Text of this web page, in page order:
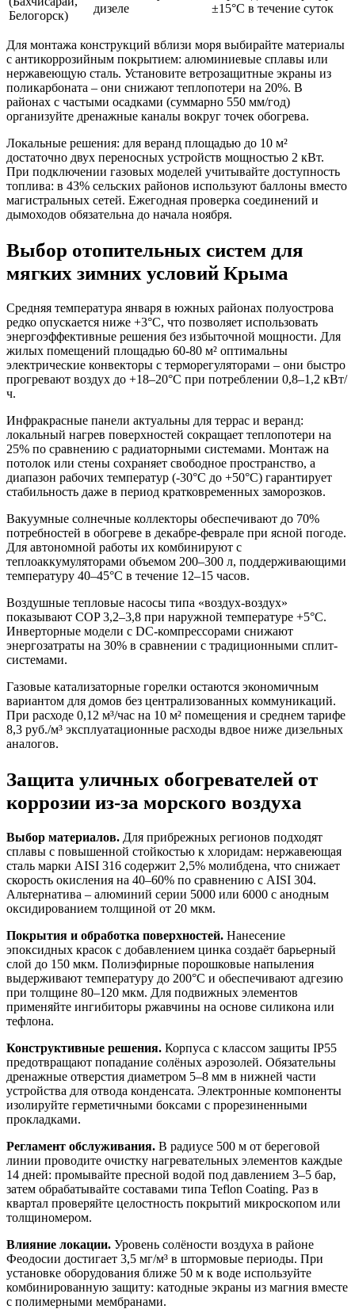
Белогорск)
дизеле
±15°C в течение суток
Для монтажа конструкций вблизи моря выбирайте материалы
с антикоррозийным покрытием: алюминиевые сплавы или
нержавеющую сталь. Установите ветрозащитные экраны из
поликарбоната – они снижают теплопотери на 20%. В
районах с частыми осадками (суммарно 550 мм/год)
организуйте дренажные каналы вокруг точек обогрева.
Локальные решения: для веранд площадью до 10 м²
достаточно двух переносных устройств мощностью 2 кВт.
При подключении газовых моделей учитывайте доступность
топлива: в 43% сельских районов используют баллоны вместо
магистральных сетей. Ежегодная проверка соединений и
дымоходов обязательна до начала ноября.
Выбор отопительных систем для
мягких зимних условий Крыма
Средняя температура января в южных районах полуострова
редко опускается ниже +3°C, что позволяет использовать
энергоэффективные решения без избыточной мощности. Для
жилых помещений площадью 60-80 м² оптимальны
электрические конвекторы с терморегуляторами – они быстро
прогревают воздух до +18–20°C при потреблении 0,8–1,2 кВт/
ч.
Инфракрасные панели актуальны для террас и веранд:
локальный нагрев поверхностей сокращает теплопотери на
25% по сравнению с радиаторными системами. Монтаж на
потолок или стены сохраняет свободное пространство, а
диапазон рабочих температур (-30°C до +50°C) гарантирует
стабильность даже в период кратковременных заморозков.
Вакуумные солнечные коллекторы обеспечивают до 70%
потребностей в обогреве в декабре-феврале при ясной погоде.
Для автономной работы их комбинируют с
теплоаккумуляторами объемом 200–300 л, поддерживающими
температуру 40–45°C в течение 12–15 часов.
Воздушные тепловые насосы типа «воздух-воздух»
показывают COP 3,2–3,8 при наружной температуре +5°C.
Инверторные модели с DC-компрессорами снижают
энергозатраты на 30% в сравнении с традиционными сплит-
системами.
Газовые катализаторные горелки остаются экономичным
вариантом для домов без централизованных коммуникаций.
При расходе 0,12 м³/час на 10 м² помещения и среднем тарифе
8,3 руб./м³ эксплуатационные расходы вдвое ниже дизельных
аналогов.
Защита уличных обогревателей от
коррозии из-за морского воздуха
Выбор материалов. Для прибрежных регионов подходят
сплавы с повышенной стойкостью к хлоридам: нержавеющая
сталь марки AISI 316 содержит 2,5% молибдена, что снижает
скорость окисления на 40–60% по сравнению с AISI 304.
Альтернатива – алюминий серии 5000 или 6000 с анодным
оксидированием толщиной от 20 мкм.
Покрытия и обработка поверхностей. Нанесение
эпоксидных красок с добавлением цинка создаёт барьерный
слой до 150 мкм. Полиэфирные порошковые напыления
выдерживают температуру до 200°C и обеспечивают адгезию
при толщине 80–120 мкм. Для подвижных элементов
применяйте ингибиторы ржавчины на основе силикона или
тефлона.
Конструктивные решения. Корпуса с классом защиты IP55
предотвращают попадание солёных аэрозолей. Обязательны
дренажные отверстия диаметром 5–8 мм в нижней части
устройства для отвода конденсата. Электронные компоненты
изолируйте герметичными боксами с прорезиненными
прокладками.
Регламент обслуживания. В радиусе 500 м от береговой
линии проводите очистку нагревательных элементов каждые
14 дней: промывайте пресной водой под давлением 3–5 бар,
затем обрабатывайте составами типа Teflon Coating. Раз в
квартал проверяйте целостность покрытий микроскопом или
толщиномером.
Влияние локации. Уровень солёности воздуха в районе
Феодосии достигает 3,5 мг/м³ в штормовые периоды. При
установке оборудования ближе 50 м к воде используйте
комбинированную защиту: катодные экраны из магния вместе
с полимерными мембранами.